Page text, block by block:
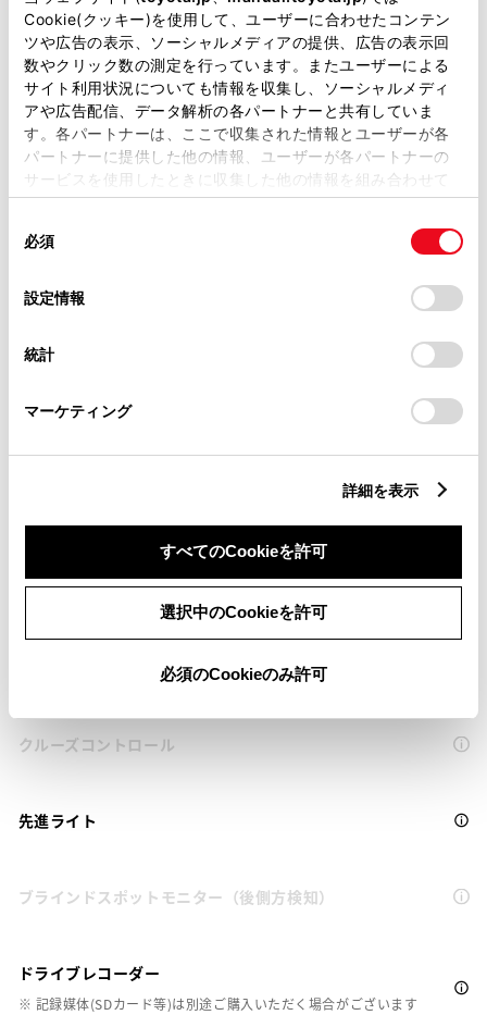
Cookie(クッキー)を使用して、ユーザーに合わせたコンテン
ツや広告の表示、ソーシャルメディアの提供、広告の表示回
数やクリック数の測定を行っています。またユーザーによる
サイト利用状況についても情報を収集し、ソーシャルメディ
アや広告配信、データ解析の各パートナーと共有していま
す。各パートナーは、ここで収集された情報とユーザーが各
パートナーに提供した他の情報、ユーザーが各パートナーの
サービスを使用したときに収集した他の情報を組み合わせて
使用することがあります。当ウェブサイトの使用を続行する
デバイスにすべてのCookie(クッキー)が保存されることに同
意したことになります。Cookie(クッキー)のオプトアウト、
設定の変更、同意を撤回したりするにあたっては、当社の
「Cookie（クッキー）情報の取り扱いについて
」をご覧くだ
必須
設定情報
統計
マーケティング
詳細を表示
すべてのCookieを許可
選択中のCookieを許可
必須のCookieのみ許可
キーレス
：ｽﾏｰﾄｷ-
リモコンスターター
ETC
安全装置・運転サポート
サポカー
衝突被害軽減ブレーキ
ｽﾏｰﾄｱｼｽﾄの衝突回避支援ﾌﾞﾚｰｷ機能（対車両・歩行者）
クルーズコントロール
先進ライト
ブラインドスポットモニター（後側方検知）
ドライブレコーダー
※ 記録媒体(SDカード等)は別途ご購入いただく場合がございます